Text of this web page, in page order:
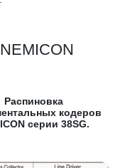
Распиновка
кодеров
серии 38SG.